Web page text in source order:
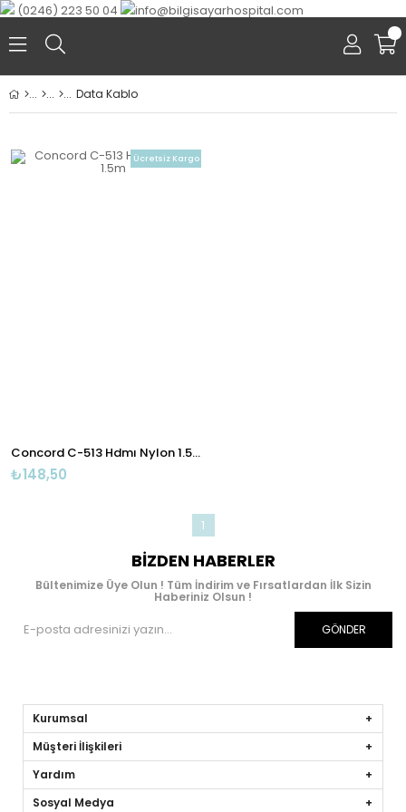
(0246) 223 50 04 info@bilgisayarhospital.com
0
Data Kablo
Concord C-513 Hdmı Nylon 1.5m-kablo
₺148,50
Ücretsiz Kargo
1
BIZDEN HABERLER
Bültenimize Üye Olun ! Tüm İndirim ve Fırsatlardan İlk Sizin
Haberiniz Olsun !
GÖNDER
Kurumsal
Müşteri İlişkileri
Yardım
Sosyal Medya